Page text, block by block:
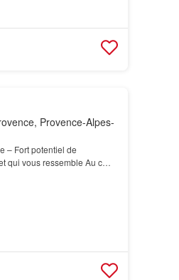
Provence-Alpes-
– Fort potentiel de
qui vous ressemble Au cœur